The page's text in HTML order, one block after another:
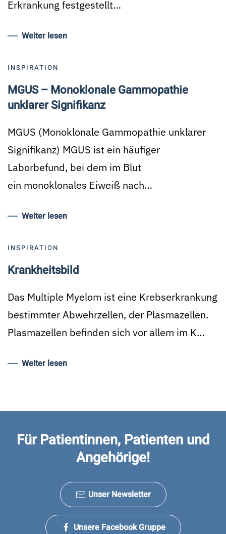
Erkrankung festgestellt…
Weiter lesen
INSPIRATION
MGUS – Monoklonale Gammopathie
unklarer Signifikanz
MGUS (Monoklonale Gammopathie unklarer
Signifikanz) MGUS ist ein häufiger
Laborbefund, bei dem im Blut
ein monoklonales Eiweiß nach…
Weiter lesen
INSPIRATION
Krankheitsbild
Das Multiple Myelom ist eine Krebserkrankung
bestimmter Abwehrzellen, der Plasmazellen.
Plasmazellen befinden sich vor allem im K…
Weiter lesen
Für Patientinnen, Patienten und
Angehörige!
Unser Newsletter
Unsere Facebook Gruppe